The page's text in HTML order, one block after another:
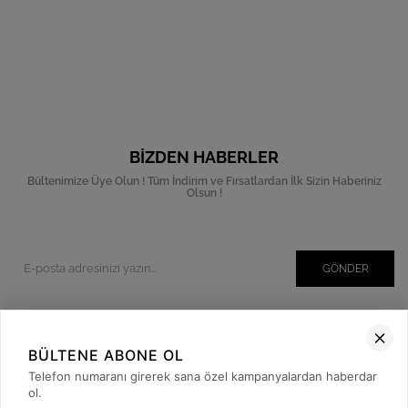
BIZDEN HABERLER
Bültenimize Üye Olun ! Tüm İndirim ve Fırsatlardan İlk Sizin Haberiniz
Olsun !
GÖNDER
Kurumsal
Müşteri İlişkileri
BÜLTENE ABONE OL
Telefon numaranı girerek sana özel kampanyalardan haberdar
ol.